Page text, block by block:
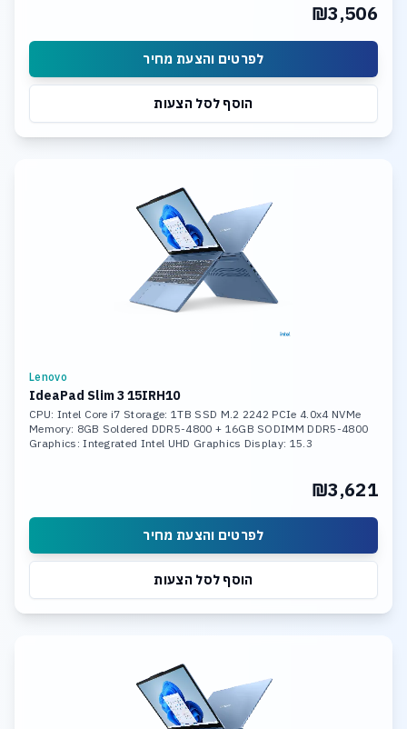
₪3,506
לפרטים והצעת מחיר
הוסף לסל הצעות
Lenovo
IdeaPad Slim 3 15IRH10
CPU: Intel Core i7 Storage: 1TB SSD M.2 2242 PCIe 4.0x4 NVMe
Memory: 8GB Soldered DDR5-4800 + 16GB SODIMM DDR5-4800
Graphics: Integrated Intel UHD Graphics Display: 15.3
₪3,621
לפרטים והצעת מחיר
הוסף לסל הצעות